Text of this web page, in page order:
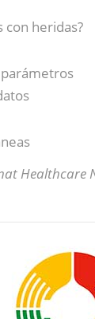
con heridas?